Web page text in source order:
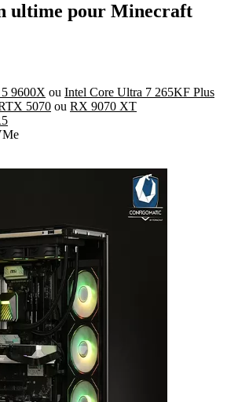
ultime pour Minecraft
9600X ou Intel Core Ultra 7 265KF Plus
5070 ou RX 9070 XT